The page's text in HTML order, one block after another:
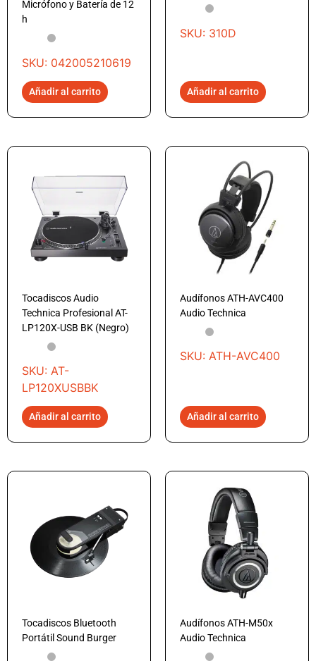
Micrófono y Batería de 12
h
SKU: 042005210619
Añadir al carrito
SKU: 310D
Añadir al carrito
Tocadiscos Audio
Technica Profesional AT-
LP120X-USB BK (Negro)
SKU: AT-
LP120XUSBBK
Añadir al carrito
Audífonos ATH-AVC400
Audio Technica
SKU: ATH-AVC400
Añadir al carrito
Tocadiscos Bluetooth
Portátil Sound Burger
Audífonos ATH-M50x
Audio Technica